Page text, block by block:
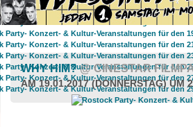
WHY HIM?@ CINESTAR
AM 19.01.2017 (DONNERSTAG) UM